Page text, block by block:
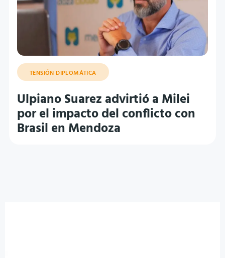
TENSIÓN DIPLOMÁTICA
Ulpiano Suarez advirtió a Milei
por el impacto del conflicto con
Brasil en Mendoza